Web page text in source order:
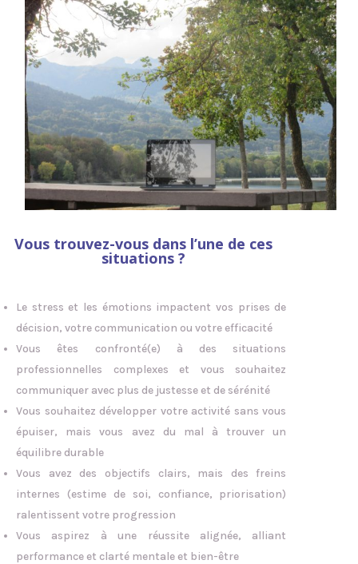
Vous trouvez-vous dans l’une de ces
situations ?
Le stress et les émotions impactent vos prises de
décision, votre communication ou votre efficacité
Vous êtes confronté(e) à des situations
professionnelles complexes et vous souhaitez
communiquer avec plus de justesse et de sérénité
Vous souhaitez développer votre activité sans vous
épuiser, mais vous avez du mal à trouver un
équilibre durable
Vous avez des objectifs clairs, mais des freins
internes (estime de soi, confiance, priorisation)
ralentissent votre progression
Vous aspirez à une réussite alignée, alliant
performance et clarté mentale et bien-être